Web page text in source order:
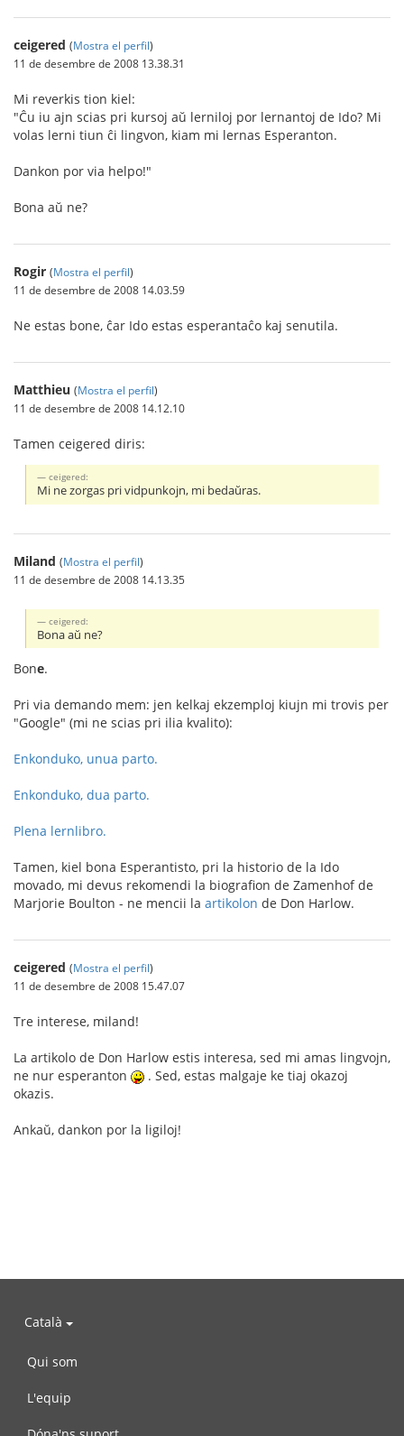
ceigered (Mostra el perfil)
11 de desembre de 2008 13.38.31
Mi reverkis tion kiel:
"Ĉu iu ajn scias pri kursoj aŭ lerniloj por lernantoj de Ido? Mi
volas lerni tiun ĉi lingvon, kiam mi lernas Esperanton.
Dankon por via helpo!"
Bona aŭ ne?
Rogir (Mostra el perfil)
11 de desembre de 2008 14.03.59
Ne estas bone, ĉar Ido estas esperantaĉo kaj senutila.
Matthieu (Mostra el perfil)
11 de desembre de 2008 14.12.10
Tamen ceigered diris:
ceigered:
Mi ne zorgas pri vidpunkojn, mi bedaŭras.
Miland (Mostra el perfil)
11 de desembre de 2008 14.13.35
ceigered:
Bona aŭ ne?
Bone.
Pri via demando mem: jen kelkaj ekzemploj kiujn mi trovis per
"Google" (mi ne scias pri ilia kvalito):
Enkonduko, unua parto.
Enkonduko, dua parto.
Plena lernlibro.
Tamen, kiel bona Esperantisto, pri la historio de la Ido
movado, mi devus rekomendi la biografion de Zamenhof de
Marjorie Boulton - ne mencii la artikolon de Don Harlow.
ceigered (Mostra el perfil)
11 de desembre de 2008 15.47.07
Tre interese, miland!
La artikolo de Don Harlow estis interesa, sed mi amas lingvojn,
ne nur esperanton
. Sed, estas malgaje ke tiaj okazoj
okazis.
Ankaŭ, dankon por la ligiloj!
Català
Qui som
L'equip